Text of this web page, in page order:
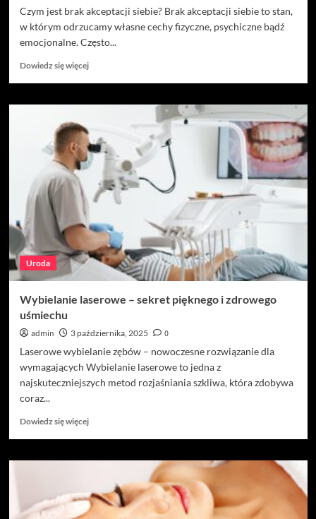
Czym jest brak akceptacji siebie? Brak akceptacji siebie to stan,
w którym odrzucamy własne cechy fizyczne, psychiczne bądź
emocjonalne. Często...
Dowiedz się więcejDowiedz
o
akceptuję
siebie
–
jak
zmienić?
Uroda
Wybielanie laserowe – sekret pięknego i zdrowego
uśmiechu
admin 3 października, 2025
0
Laserowe wybielanie zębów – nowoczesne rozwiązanie dla
wymagających Wybielanie laserowe to jedna z
najskuteczniejszych metod rozjaśniania szkliwa, która zdobywa
coraz...
Dowiedz się więcejDowiedz
o
laserowe
–
sekret